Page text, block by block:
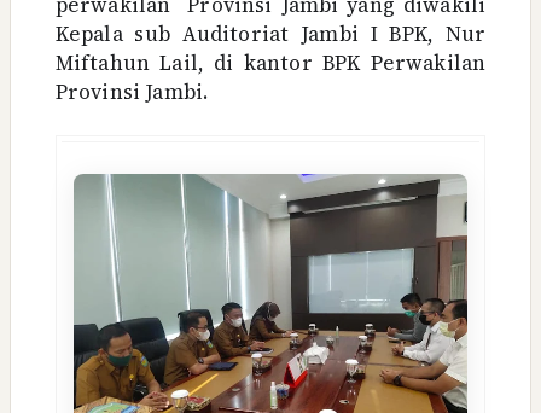
Kepala sub Auditoriat Jambi I BPK, Nur
Miftahun Lail, di kantor BPK Perwakilan
Provinsi Jambi.